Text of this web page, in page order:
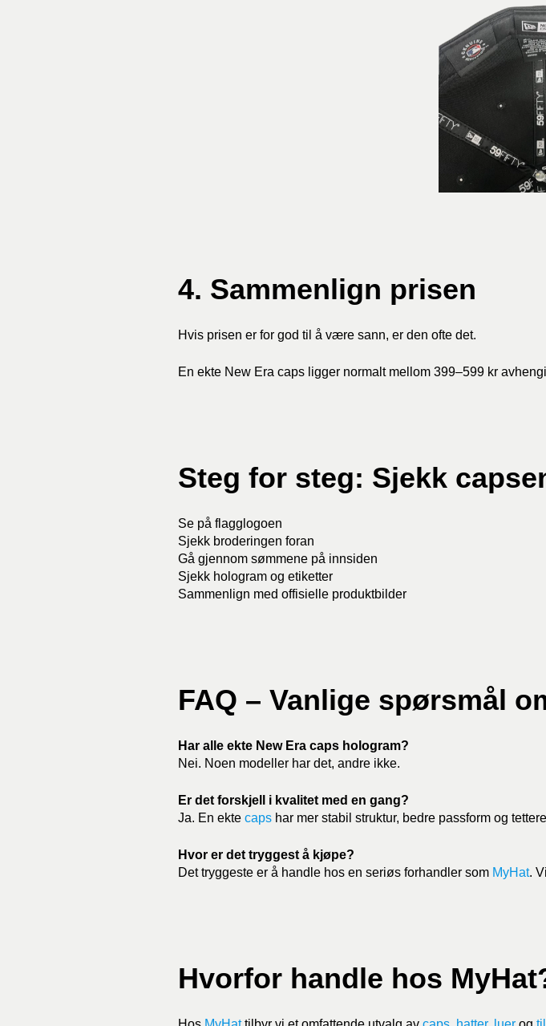
4. Sammenlign prisen
Hvis prisen er for god til å være sann, er den ofte det.
En ekte New Era caps ligger normalt mellom 399–599 kr
Steg for steg: Sjekk
Se på flagglogoen
Sjekk broderingen foran
Gå gjennom sømmene på innsiden
Sjekk hologram og etiketter
Sammenlign med offisielle produktbilder
FAQ – Vanlige spørsmål
Har alle ekte New Era caps hologram?
Nei. Noen modeller har det, andre ikke.
Er det forskjell i kvalitet med en gang?
Ja. En ekte caps har mer stabil struktur, bedre passform og
Hvor er det tryggest å kjøpe?
Det tryggeste er å handle hos en seriøs forhandler som MyHat.
Hvorfor handle hos